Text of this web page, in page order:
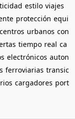
estilo viajes
protección equi
centros urbanos con
tiempo real ca
electrónicos auton
ferroviarias transic
cargadores port